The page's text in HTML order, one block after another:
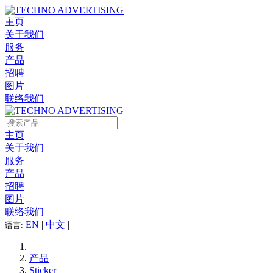
主页
关于我们
服务
产品
招聘
图片
联络我们
主页
关于我们
服务
产品
招聘
图片
联络我们
语言: EN | 中文 |
产品
Sticker